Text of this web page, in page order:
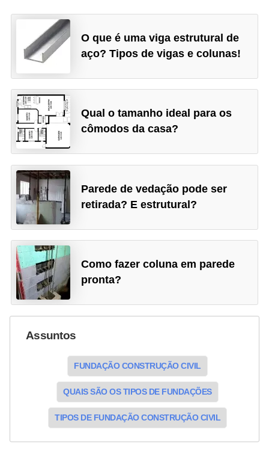
O que é uma viga estrutural de
aço? Tipos de vigas e colunas!
Qual o tamanho ideal para os
cômodos da casa?
Parede de vedação pode ser
retirada? E estrutural?
Como fazer coluna em parede
pronta?
Assuntos
FUNDAÇÃO CONSTRUÇÃO CIVIL
QUAIS SÃO OS TIPOS DE FUNDAÇÕES
TIPOS DE FUNDAÇÃO CONSTRUÇÃO CIVIL